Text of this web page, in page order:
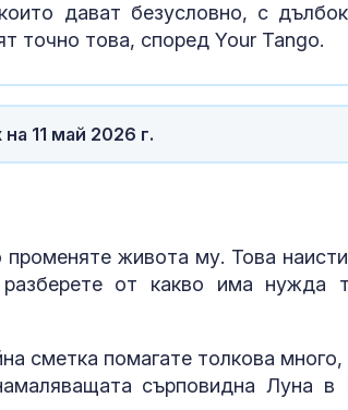
дават безусловно, с
точно това, според Your Tango.
11 май 2026 г.
живота му. Това
от какво има нужда
сметка помагате толкова
сърповидна Луна в